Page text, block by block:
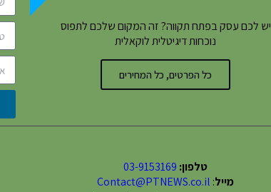
יש לכם עסק בפתח תקווה? זה המקום שלכם לתפוס
נוכחות דיגיטלית לוקאלית
כל הפרטים, כל המחירים
טלפון: 03-9153169
מייל:
Contact@PTNEWS.co.il